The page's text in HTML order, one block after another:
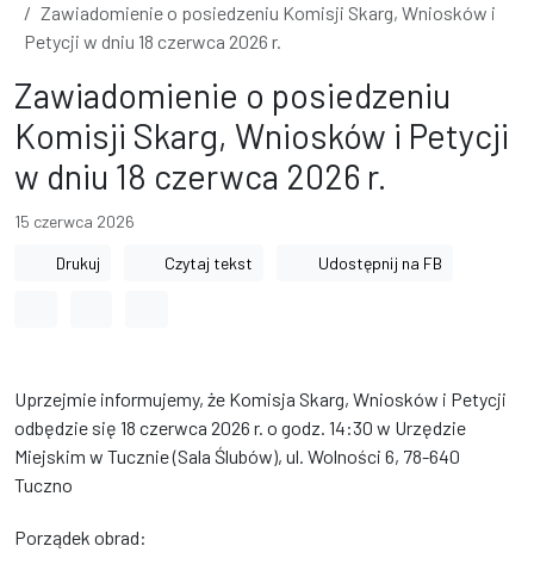
Zawiadomienie o posiedzeniu Komisji Skarg, Wniosków i
Petycji w dniu 18 czerwca 2026 r.
Zawiadomienie o posiedzeniu
Komisji Skarg, Wniosków i Petycji
w dniu 18 czerwca 2026 r.
15 czerwca 2026
Drukuj Czytaj tekst Udostępnij na FB
Uprzejmie informujemy, że Komisja Skarg, Wniosków i Petycji
odbędzie się 18 czerwca 2026 r. o godz. 14:30 w Urzędzie
Miejskim w Tucznie (Sala Ślubów), ul. Wolności 6, 78-640
Tuczno
Porządek obrad: